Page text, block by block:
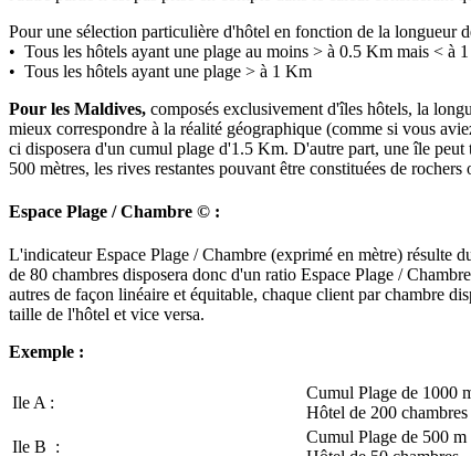
Pour une sélection particulière d'hôtel en fonction de la longueur
• Tous les hôtels ayant une plage au moins > à 0.5 Km mais < à
• Tous les hôtels ayant une plage > à 1 Km
Pour les Maldives, composés exclusivement d'îles hôtels, la
mieux correspondre à la réalité géographique (comme si vous
ci disposera d'un cumul plage d'1.5 Km. D'autre part, une île
500 mètres, les rives restantes pouvant être constituées de
Espace Plage / Chambre © :
L'indicateur Espace Plage / Chambre (exprimé en mètre) résulte
de 80 chambres disposera donc d'un ratio Espace Plage /
autres de façon linéaire et équitable, chaque client par chambre
taille de l'hôtel et vice versa.
Exemple :
Ile A :
Cumul Plage de 1000
Hôtel de 200 chambres
Ile B :
Cumul Plage de 500 m